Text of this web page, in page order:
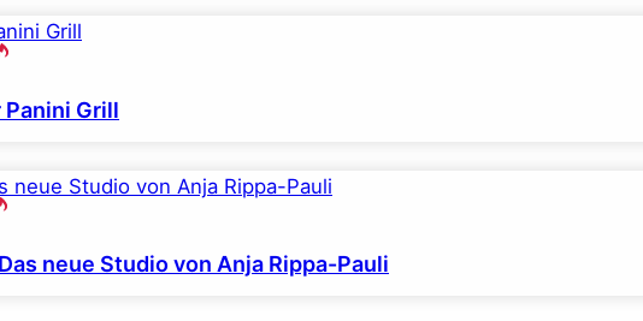
Panini Grill
neue Studio von Anja Rippa-Pauli